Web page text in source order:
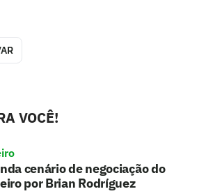
VOCÊ!
cenário de negociação do
por Brian Rodríguez